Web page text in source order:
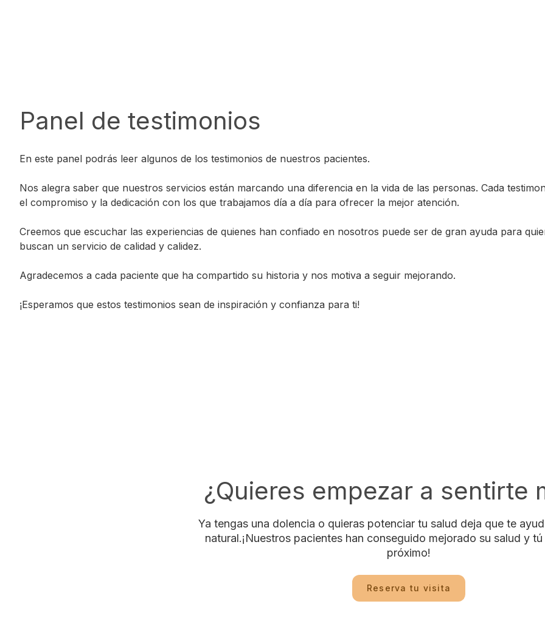
Panel de testimonios
En este panel podrás leer algunos de los testimonios de nuestros pacientes.
Nos alegra saber que nuestros servicios están marcando una diferencia en la vida de las personas. Cada
el compromiso y la dedicación con los que trabajamos día a día para ofrecer la mejor atención.
Creemos que escuchar las experiencias de quienes han confiado en nosotros puede ser de gran ayuda para
buscan un servicio de calidad y calidez.
Agradecemos a cada paciente que ha compartido su historia y nos motiva a seguir mejorando.
¡Esperamos que estos testimonios sean de inspiración y confianza para ti!
¿Quieres empezar a sentirte
Ya tengas una dolencia o quieras potenciar tu salud deja que te
natural.¡Nuestros pacientes han conseguido mejorado su salud y
próximo!
Reserva tu visita